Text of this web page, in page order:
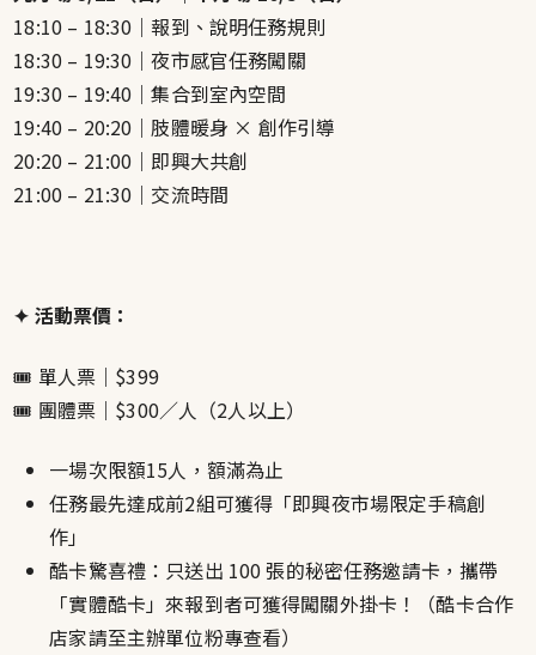
18:10 – 18:30｜報到、說明任務規則
18:30 – 19:30｜夜市感官任務闖關
19:30 – 19:40｜集合到室內空間
19:40 – 20:20｜肢體暖身 × 創作引導
20:20 – 21:00｜即興大共創
21:00 – 21:30｜交流時間
✦ 活動票價：
🎟️ 單人票｜$399
🎟️ 團體票｜$300／人（2人以上）
一場次限額15人，額滿為止
任務最先達成前2組可獲得「即興夜市場限定手稿創
作」
酷卡驚喜禮：只送出 100 張的秘密任務邀請卡，攜帶
「實體酷卡」來報到者可獲得闖關外掛卡！（酷卡合作
店家請至主辦單位粉專查看）